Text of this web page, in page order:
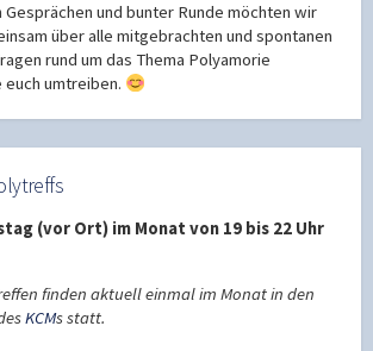
Gesprächen und bunter Runde möchten wir
über alle mitgebrachten und spontanen
rund um das Thema Polyamorie
umtreiben.
(vor Ort) im Monat von 19 bis 22 Uhr
finden aktuell einmal im Monat in den
KCMs statt.